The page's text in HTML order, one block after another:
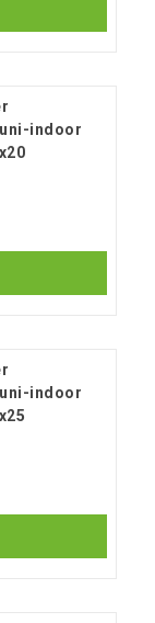
indoor
indoor